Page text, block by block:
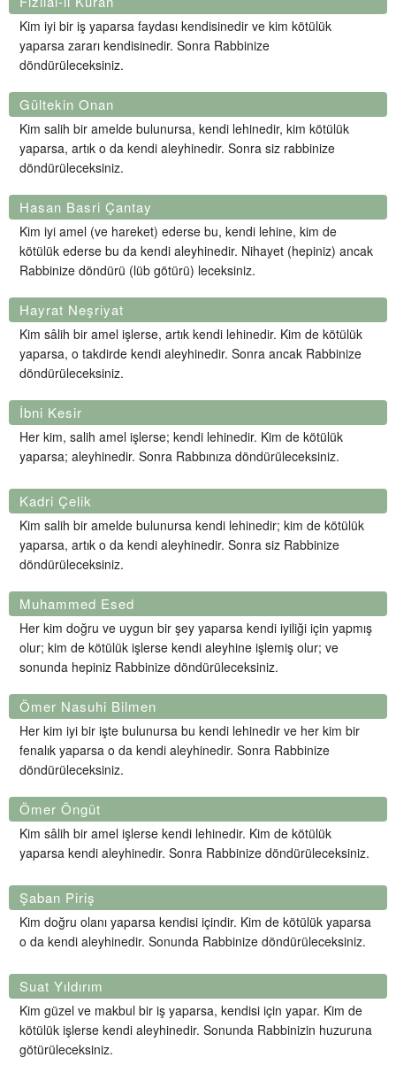
Kim iyi bir iş yaparsa faydası kendisinedir ve kim kötülük
yaparsa zararı kendisinedir. Sonra Rabbinize
döndürüleceksiniz.
Gültekin Onan
Kim salih bir amelde bulunursa, kendi lehinedir, kim kötülük
yaparsa, artık o da kendi aleyhinedir. Sonra siz rabbinize
döndürüleceksiniz.
Hasan Basri Çantay
Kim iyi amel (ve hareket) ederse bu, kendi lehine, kim de
kötülük ederse bu da kendi aleyhinedir. Nihayet (hepiniz) ancak
Rabbinize döndürü (lüb götürü) leceksiniz.
Hayrat Neşriyat
Kim sâlih bir amel işlerse, artık kendi lehinedir. Kim de kötülük
yaparsa, o takdirde kendi aleyhinedir. Sonra ancak Rabbinize
döndürüleceksiniz.
İbni Kesir
Her kim, salih amel işlerse; kendi lehinedir. Kim de kötülük
yaparsa; aleyhinedir. Sonra Rabbınıza döndürüleceksiniz.
Kadri Çelik
Kim salih bir amelde bulunursa kendi lehinedir; kim de kötülük
yaparsa, artık o da kendi aleyhinedir. Sonra siz Rabbinize
döndürüleceksiniz.
Muhammed Esed
Her kim doğru ve uygun bir şey yaparsa kendi iyiliği için yapmış
olur; kim de kötülük işlerse kendi aleyhine işlemiş olur; ve
sonunda hepiniz Rabbinize döndürüleceksiniz.
Ömer Nasuhi Bilmen
Her kim iyi bir işte bulunursa bu kendi lehinedir ve her kim bir
fenalık yaparsa o da kendi aleyhinedir. Sonra Rabbinize
döndürüleceksiniz.
Ömer Öngüt
Kim sâlih bir amel işlerse kendi lehinedir. Kim de kötülük
yaparsa kendi aleyhinedir. Sonra Rabbinize döndürüleceksiniz.
Şaban Piriş
Kim doğru olanı yaparsa kendisi içindir. Kim de kötülük yaparsa
o da kendi aleyhinedir. Sonunda Rabbinize döndürüleceksiniz.
Suat Yıldırım
Kim güzel ve makbul bir iş yaparsa, kendisi için yapar. Kim de
kötülük işlerse kendi aleyhinedir. Sonunda Rabbinizin huzuruna
götürüleceksiniz.